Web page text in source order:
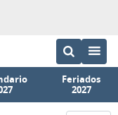
Feriados
2027